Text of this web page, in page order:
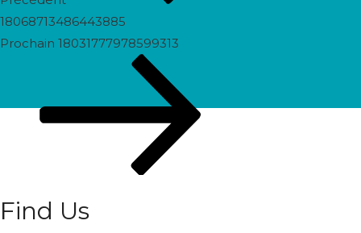
18068713486443885
Prochain
Prochain 18031777978599313
Find Us